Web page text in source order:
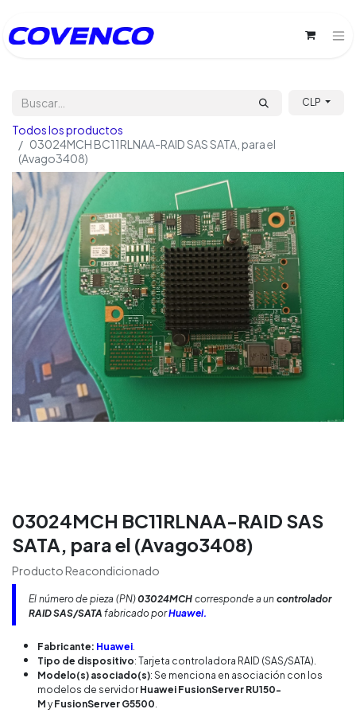
CLP
Todos los productos
03024MCH BC11RLNAA-RAID SAS SATA, para el
(Avago3408)
03024MCH BC11RLNAA-RAID SAS
SATA, para el (Avago3408)
Producto Reacondicionado
El número de pieza (PN)03024MCH corresponde a uncontrolador
RAID SAS/SATA fabricado porHuawei.
Fabricante: Huawei.
Tipo de dispositivo: Tarjeta controladora RAID (SAS/SATA).
Modelo(s) asociado(s): Se menciona en asociación con los
modelos de servidor Huawei FusionServer RU150-
M yFusionServer G5500.